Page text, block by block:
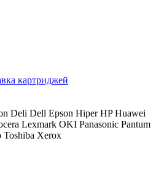
картриджей
Deli Dell Epson Hiper HP Huawei
Lexmark OKI Panasonic Pantum
Toshiba Xerox